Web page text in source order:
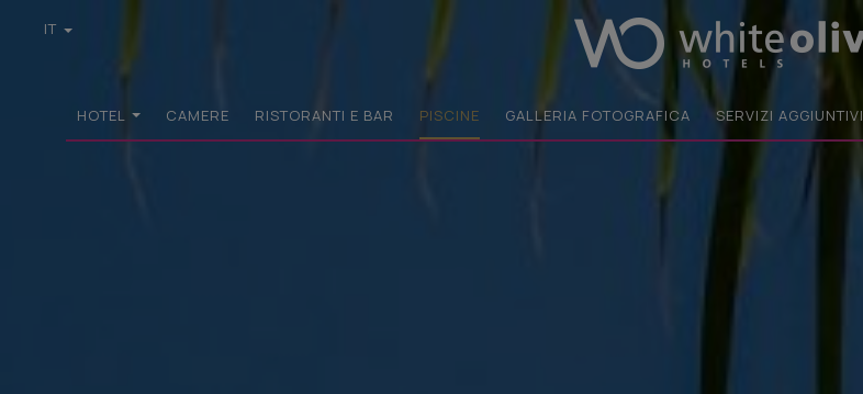
IT
HOTEL CAMERE RISTORANTI E BAR PISCINE GALLERIA FOTOGRAFICA SERVIZI AGGIUNTIVI